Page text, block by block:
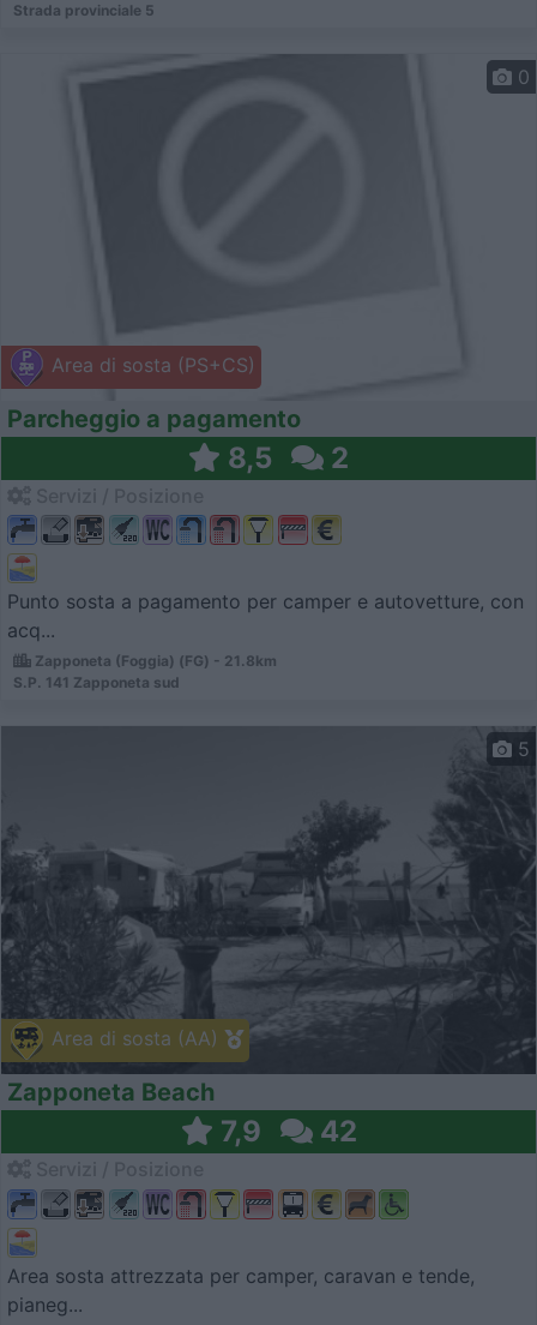
Strada provinciale 5
Area di sosta (PS+CS)
0
Parcheggio a pagamento
8,5 2
Punto sosta a pagamento per camper e autovetture, con
acq...
Zapponeta (Foggia) (FG) - 21.8km
S.P. 141 Zapponeta sud
Area di sosta (AA)
5
Zapponeta Beach
7,9 42
Area sosta attrezzata per camper, caravan e tende,
pianeg...